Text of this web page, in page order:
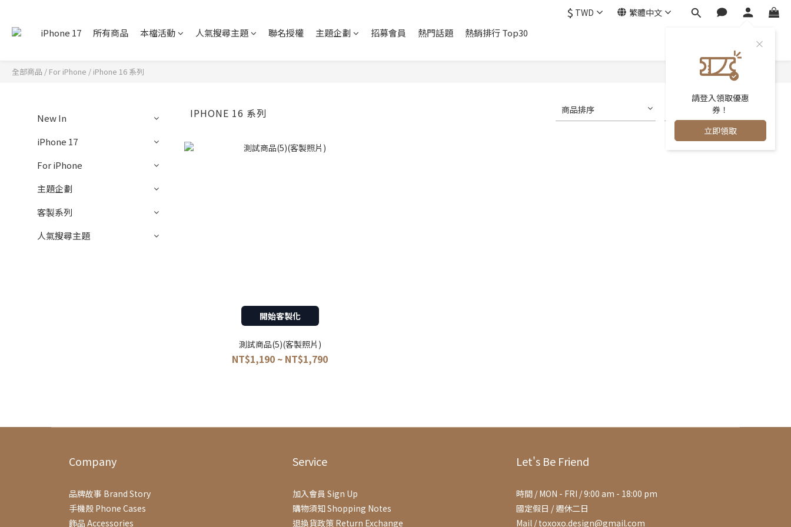
$ TWD 繁體中文
請登入領取優惠
券！
立即領取
iPhone 17 所有商品 本檔活動 人氣搜尋主題 聯名授權 主題企劃 招募會員 熱門話題 熱銷排行 Top30
全部商品 / For iPhone / iPhone 16 系列
New In
iPhone 17
For iPhone
主題企劃
客製系列
人氣搜尋主題
IPHONE 16 系列 商品排序 每頁顯示 24 個
開始客製化
測試商品(5)(客製照片)
NT$1,190 ~ NT$1,790
Company
品牌故事 Brand Story
手機殼 Phone Cases
飾品 Accessories
Service
加入會員 Sign Up
購物須知 Shopping Notes
退換貨政策 Return Exchange
Let's Be Friend
時間 / MON - FRI / 9:00 am - 18:00 pm
國定假日 / 週休二日
Mail / toxoxo.design@gmail.com